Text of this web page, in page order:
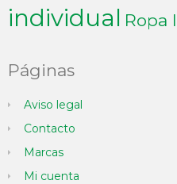
individual Ropa
Páginas
Aviso legal
Contacto
Marcas
Mi cuenta